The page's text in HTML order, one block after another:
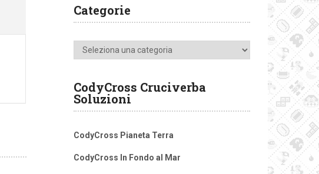
Categorie
Categorie
CodyCross Cruciverba
Soluzioni
CodyCross Pianeta Terra
CodyCross In Fondo al Mar